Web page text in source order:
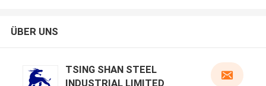
ÜBER UNS
TSING SHAN STEEL
INDUSTRIAL LIMITED